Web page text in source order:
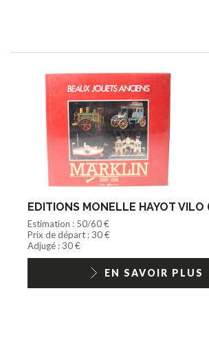
EDITIONS MONELLE HAYOT VILO
Estimation : 50/60 €
Prix de départ : 30 €
Adjugé : 30 €
EN SAVOIR PLUS